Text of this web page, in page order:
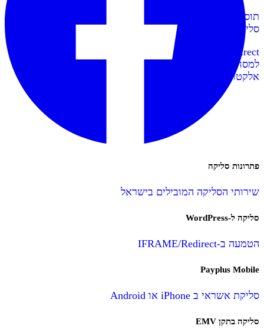
תוספי
סליקה
Redirect
למסחר
אלקטרוני
פתרונות סליקה
שירותי הסליקה המובילים בישראל
סליקה ל-WordPress
הטמעה ב-IFRAME/Redirect
Payplus Mobile
סליקת אשראי ב iPhone או Android
סליקה בתקן EMV